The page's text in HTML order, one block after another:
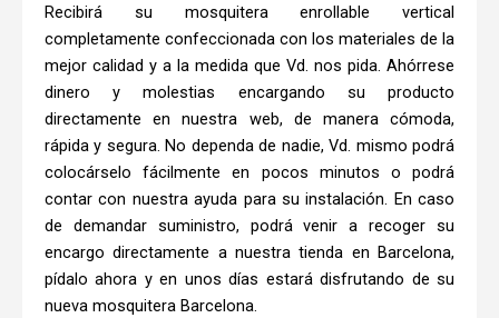
Recibirá su mosquitera enrollable vertical
completamente confeccionada con los materiales de la
mejor calidad y a la medida que Vd. nos pida. Ahórrese
dinero y molestias encargando su producto
directamente en nuestra web, de manera cómoda,
rápida y segura. No dependa de nadie, Vd. mismo podrá
colocárselo fácilmente en pocos minutos o podrá
contar con nuestra ayuda para su instalación. En caso
de demandar suministro, podrá venir a recoger su
encargo directamente a nuestra tienda en Barcelona,
pídalo ahora y en unos días estará disfrutando de su
nueva mosquitera Barcelona.